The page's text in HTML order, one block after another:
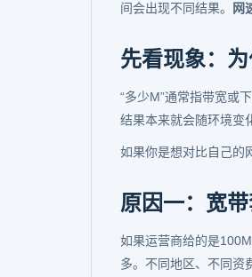
间会出现不同结果。 网
先看现象：
“多少M”通常指带宽或
结果本来就会随环境变
如果你是想对比自己的
原因一：宽
如果运营商给的是
多。不同地区、不同资